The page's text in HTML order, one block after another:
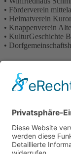
• Förderverein
• Heimatverein
• Knappenverein
• KulturGeschichte
•
Downloads
Zertifikate
Impressum
Datenschutz